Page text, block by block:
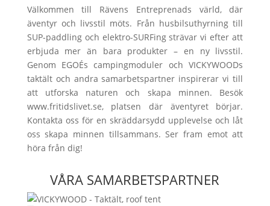
Välkommen till Rävens Entreprenads värld, där
äventyr och livsstil möts. Från husbilsuthyrning till
SUP-paddling och elektro-SURFing strävar vi efter att
erbjuda mer än bara produkter – en ny livsstil.
Genom EGOÉs campingmoduler och VICKYWOODs
taktält och andra samarbetspartner inspirerar vi till
att utforska naturen och skapa minnen. Besök
www.fritidslivet.se, platsen där äventyret börjar.
Kontakta oss för en skräddarsydd upplevelse och låt
oss skapa minnen tillsammans. Ser fram emot att
höra från dig!
VÅRA SAMARBETSPARTNER